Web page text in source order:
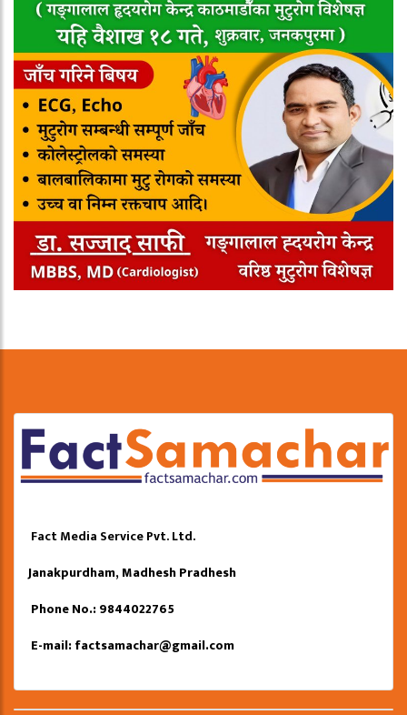
Fact Media Service Pvt. Ltd.
Janakpurdham, Madhesh Pradhesh
Phone No.: 9844022765
E-mail: factsamachar@gmail.com